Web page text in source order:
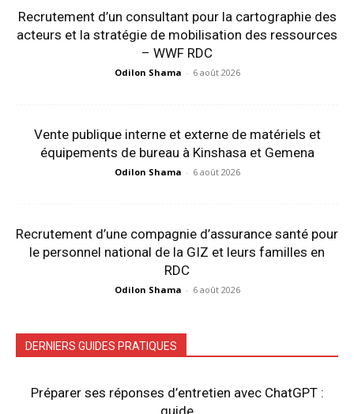
Recrutement d’un consultant pour la cartographie des
acteurs et la stratégie de mobilisation des ressources
– WWF RDC
Odilon Shama - 6 août 2026
Vente publique interne et externe de matériels et
équipements de bureau à Kinshasa et Gemena
Odilon Shama - 6 août 2026
Recrutement d’une compagnie d’assurance santé pour
le personnel national de la GIZ et leurs familles en
RDC
Odilon Shama - 6 août 2026
DERNIERS GUIDES PRATIQUES
Préparer ses réponses d’entretien avec ChatGPT :
guide